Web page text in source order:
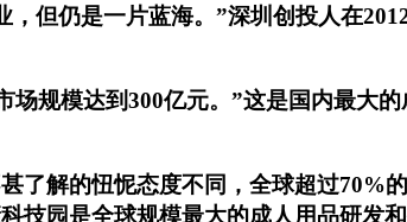
，但仍是一片蓝海。”深圳创投人在
场规模达到300亿元。”这是国内最大
了解的忸怩态度不同，全球超过70%
技园是全球规模最大的成人用品研发